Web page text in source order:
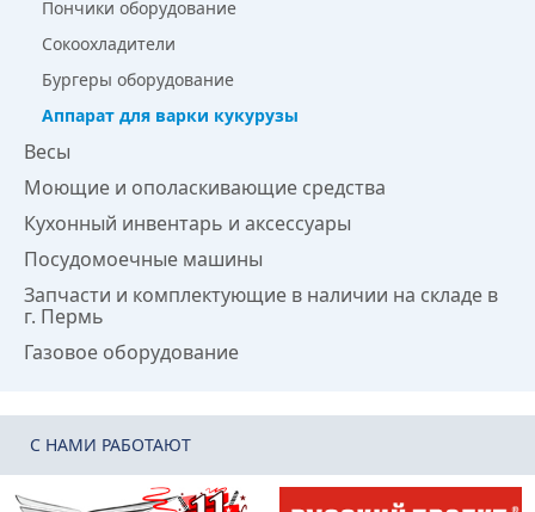
Пончики оборудование
Сокоохладители
Бургеры оборудование
Аппарат для варки кукурузы
Весы
Моющие и ополаскивающие средства
Кухонный инвентарь и аксессуары
Посудомоечные машины
Запчасти и комплектующие в наличии на складе в
г. Пермь
Газовое оборудование
C НАМИ РАБОТАЮТ